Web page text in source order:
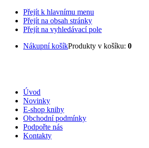
Přejít k hlavnímu menu
Přejít na obsah stránky
Přejít na vyhledávací pole
Nákupní košíkProdukty v košíku: 0
Úvod
Novinky
E-shop knihy
Obchodní podmínky
Podpořte nás
Kontakty